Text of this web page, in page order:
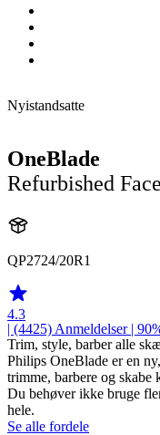
Nyistandsatte
OneBlade
Refurbished Face
QP2724/20R1
4.3
| (4425) Anmeldelser|
Trim, style, barber alle
Philips OneBlade er en
trimme, barbere og
Du behøver ikke bruge
hele.
Se alle fordele